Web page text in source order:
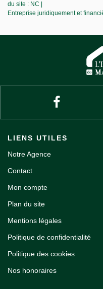
du site : NC |
Entreprise juridiquement et
LIENS UTILES
Notre Agence
Contact
Mon compte
Plan du site
Mentions légales
Politique de confidentialité
Politique des cookies
Nos honoraires